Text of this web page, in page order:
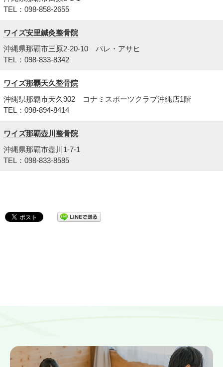
TEL：098-858-2655
ワイズ安里鍼灸整骨院
沖縄県那覇市三原2-20-10 パレ・アサヒ
TEL：098-833-8342
ワイズ那覇天久整骨院
沖縄県那覇市天久902 コナミスポーツクラブ沖縄店1階
TEL：098-894-8414
ワイズ那覇壺川整骨院
沖縄県那覇市壺川1-7-1
TEL：098-833-8585